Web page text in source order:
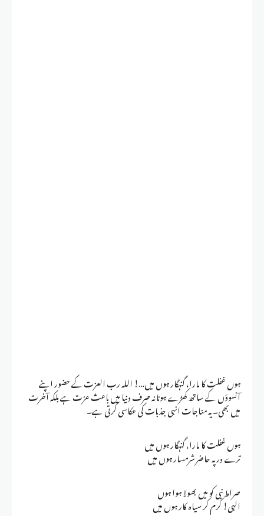
ہوں غفلت کا مارا، گنہگار ہوں میں…! اللہ رب العزت کے حضور اپنے
آنسوؤں کے ساتھ کھڑے ہونا نہ صرف دنیا میں باعث عزت ہے بلکہ آخرت
میں بھی۔ یہ مناجات انہی جذبات کی عکاسی کرتی ہے۔
ہوں غفلت کا مارا، گنہگار ہوں میں
ترے در پہ حاضر شرمسار ہوں میں
صراط نبی کو میں بھولا ہوا ہوں
الہی! کرم کر سیاہ کار ہوں میں